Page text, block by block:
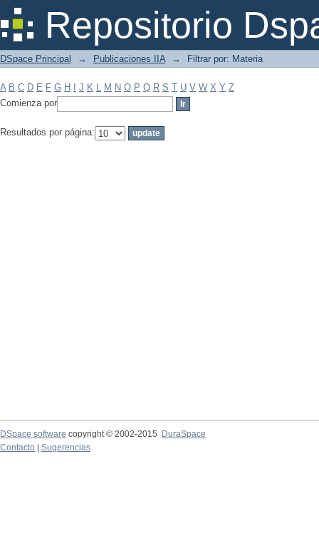
Repositorio
Filtrar por: Materia
DSpace Principal → Publicaciones IIA → Filtrar por: Materia
A B C D E F G H J K L M N O P Q R S T U V W X Y Z
Comienza por
Resultados por página:
DSpace software copyright © 2002-2015
DuraSpace
Contacto
Sugerencias